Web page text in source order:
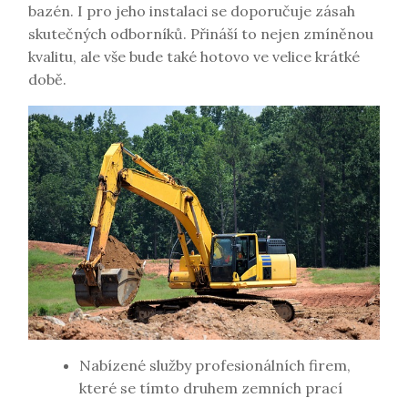
bazén. I pro jeho instalaci se doporučuje zásah
skutečných odborníků. Přináší to nejen zmíněnou
kvalitu, ale vše bude také hotovo ve velice krátké
době.
Nabízené služby profesionálních firem,
které se tímto druhem zemních prací